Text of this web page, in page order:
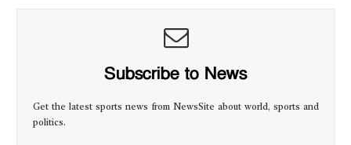
Subscribe to News
Get the latest sports news from NewsSite about world, sports and
politics.